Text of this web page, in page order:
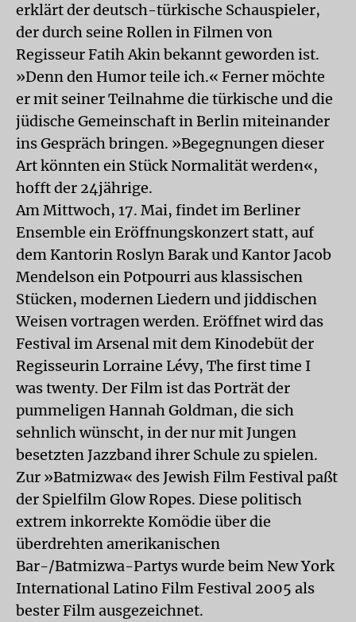
erklärt der deutsch-türkische Schauspieler,
der durch seine Rollen in Filmen von
Regisseur Fatih Akin bekannt geworden ist.
»Denn den Humor teile ich.« Ferner möchte
er mit seiner Teilnahme die türkische und die
jüdische Gemeinschaft in Berlin miteinander
ins Gespräch bringen. »Begegnungen dieser
Art könnten ein Stück Normalität werden«,
hofft der 24jährige.
Am Mittwoch, 17. Mai, findet im Berliner
Ensemble ein Eröffnungskonzert statt, auf
dem Kantorin Roslyn Barak und Kantor Jacob
Mendelson ein Potpourri aus klassischen
Stücken, modernen Liedern und jiddischen
Weisen vortragen werden. Eröffnet wird das
Festival im Arsenal mit dem Kinodebüt der
Regisseurin Lorraine Lévy, The first time I
was twenty. Der Film ist das Porträt der
pummeligen Hannah Goldman, die sich
sehnlich wünscht, in der nur mit Jungen
besetzten Jazzband ihrer Schule zu spielen.
Zur »Batmizwa« des Jewish Film Festival paßt
der Spielfilm Glow Ropes. Diese politisch
extrem inkorrekte Komödie über die
überdrehten amerikanischen
Bar-/Batmizwa-Partys wurde beim New York
International Latino Film Festival 2005 als
bester Film ausgezeichnet.